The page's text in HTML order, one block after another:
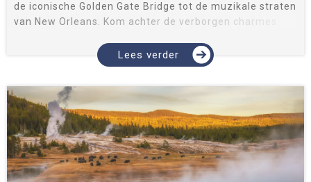
de iconische Golden Gate Bridge tot de muzikale straten
van New Orleans. Kom achter de verborgen charmes
Lees verder